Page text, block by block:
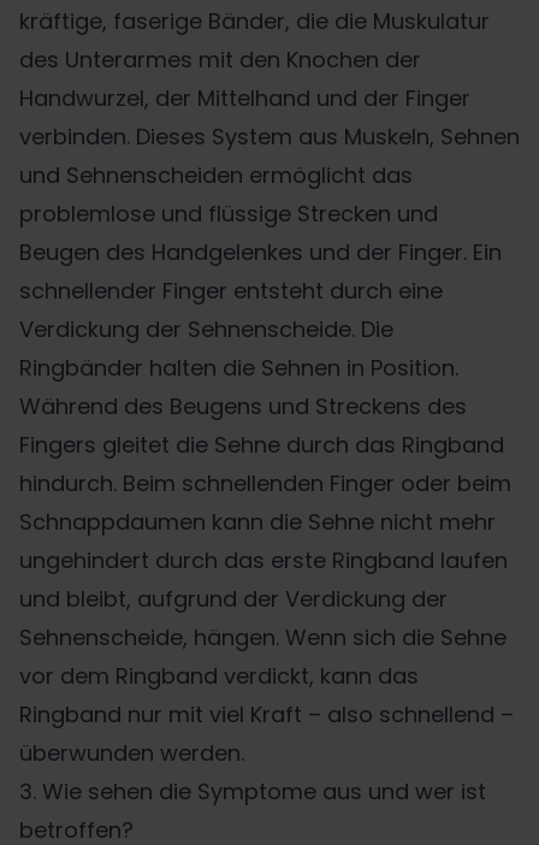
kräftige, faserige Bänder, die die Muskulatur
des Unterarmes mit den Knochen der
Handwurzel, der Mittelhand und der Finger
verbinden. Dieses System aus Muskeln, Sehnen
und Sehnenscheiden ermöglicht das
problemlose und flüssige Strecken und
Beugen des Handgelenkes und der Finger. Ein
schnellender Finger entsteht durch eine
Verdickung der Sehnenscheide. Die
Ringbänder halten die Sehnen in Position.
Während des Beugens und Streckens des
Fingers gleitet die Sehne durch das Ringband
hindurch. Beim schnellenden Finger oder beim
Schnappdaumen kann die Sehne nicht mehr
ungehindert durch das erste Ringband laufen
und bleibt, aufgrund der Verdickung der
Sehnenscheide, hängen. Wenn sich die Sehne
vor dem Ringband verdickt, kann das
Ringband nur mit viel Kraft – also schnellend –
überwunden werden.
3. Wie sehen die Symptome aus und wer ist
betroffen?